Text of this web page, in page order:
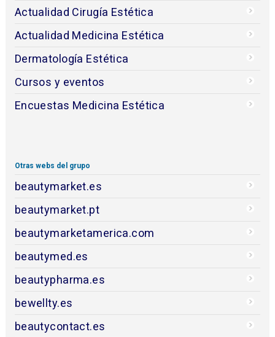
Actualidad Cirugía Estética
Actualidad Medicina Estética
Dermatología Estética
Cursos y eventos
Encuestas Medicina Estética
Otras webs del grupo
beautymarket.es
beautymarket.pt
beautymarketamerica.com
beautymed.es
beautypharma.es
bewellty.es
beautycontact.es